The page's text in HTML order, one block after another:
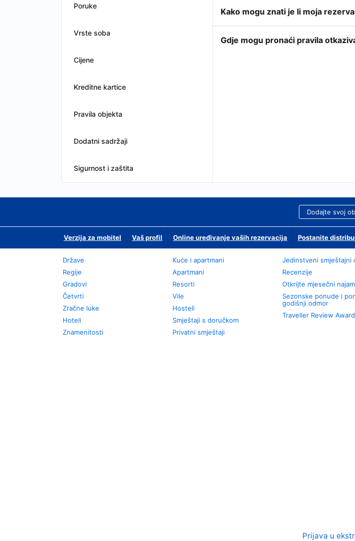
Poruke
Vrste soba
Cijene
Kreditne kartice
Pravila objekta
Dodatni sadržaji
Sigurnost i zaštita
Kako mogu znati je li moja
Gdje mogu pronaći pravila
Dodajte svoj
Verzija za mobitel Vaš profil Online uređivanje vaših rezervacija Postanite
Države
Regije
Gradovi
Četvrti
Zračne luke
Hoteli
Znamenitosti
Kuće i apartmani
Apartmani
Resorti
Vile
Hosteli
Smještaji s doručkom
Privatni smještaji
Jedinstveni smještajni
Recenzije
Otkrijte mjesečni najam
Sezonske ponude i
godišnji odmor
Traveller Review
Prijava u